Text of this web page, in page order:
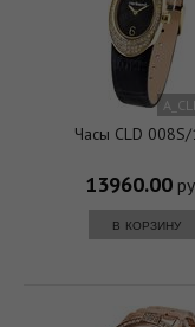
Часы CLD 008S/
13960.00
в корзину